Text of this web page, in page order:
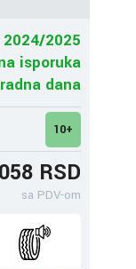
2024/2025
isporuka
dana
10+
RSD
sa PDV-om